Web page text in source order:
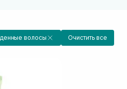
волосы Очистить все